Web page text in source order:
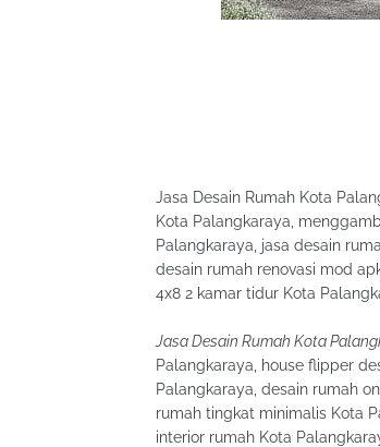
Jasa Desain Rumah Kota
Kota Palangkaraya,
Palangkaraya, jasa desain
desain rumah renovasi mod
4x8 2 kamar tidur Kota
Jasa Desain Rumah Kota
Palangkaraya, house flipper
Palangkaraya, desain rumah
rumah tingkat minimalis Kota
interior rumah Kota